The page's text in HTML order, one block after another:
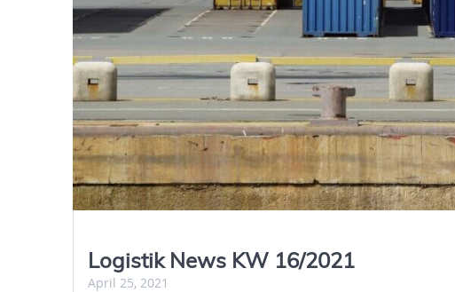
Logistik News KW 16/2021
April 25, 2021